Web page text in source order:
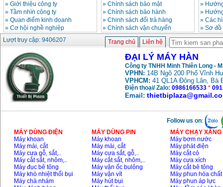
Máy hàn que điện tử
Jasic ZX7 200E
Giá:2800000VND
Máy hàn tig que Jasic
tig 200A (W223)
Giá:6800000
» Giới thiệu công ty
» Tầm nhìn công ty
» Quan điểm kinh doanh
» Cơ hội nghề nghiệp
» Chính sách bảo mật
» Chính sách bảo hành
» Chinh sách đổi trả hàng
» Chính sách vận chuyển
»
»
» Các
» Sơ
Lượt truy cập: 9406207
Trang chủ Liên hệ
ĐẠI LÝ MÁY HÀN
Công ty TNHH Minh Thiên Long -
VPHN: 14B Ngõ 200 Phố Vĩnh
VPHCM: 41 QL1A Đông Lân, Bà
Điện thoại/ Zalo: 0986166533 *
Email:
Follow us on:
MÁY DÙNG ĐIỆN
Máy khoan
Máy mài, cắt
Máy cưa gỗ, sắt,..
Máy cắt sắt, nhôm,..
Máy đục bê tông
Máy khò nhiệt thổi bụi
Máy chà nhám
MÁY DÙNG PIN
Máy khoan
Máy mài, cắt
Máy cưa sắt, gỗ,..
Máy cắt sắt, nhôm,..
Máy vặn ốc bulông
Máy vặn vít
Máy hút bụi
MÁY CHẠY
Máy bơm nước
Máy phát điện
Máy cắt cỏ
Máy cưa xích
Máy cắt bê tông
Máy phun hóa chất
Máy phun áp lực